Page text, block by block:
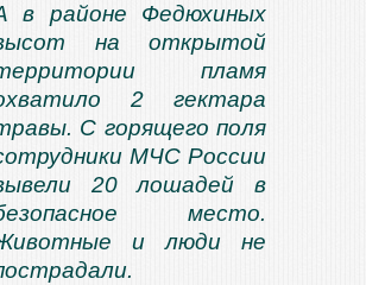
в районе Федюхиных
на открытой
пламя
2 гектара
С горящего поля
МЧС России
20 лошадей в
место.
и люди не